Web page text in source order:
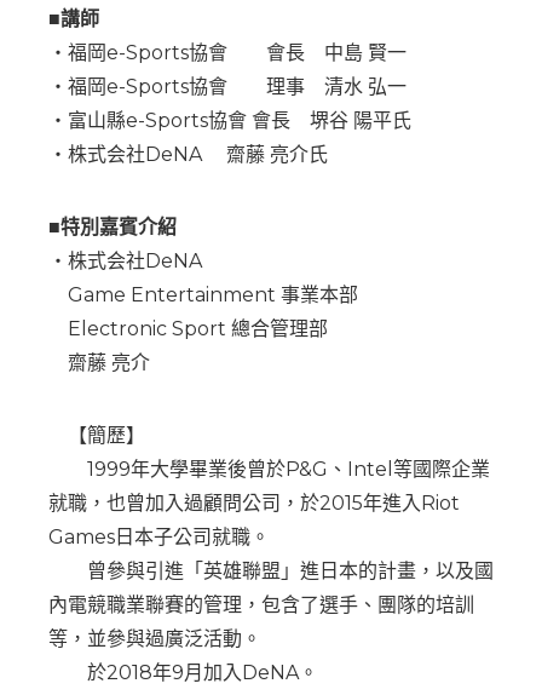
■講師
・福岡e-Sports協會 會長 中島 賢一
・福岡e-Sports協會 理事 清水 弘一
・富山縣e-Sports協會 會長 堺谷 陽平氏
・株式会社DeNA 齋藤 亮介氏
■特別嘉賓介紹
・株式会社DeNA
Game Entertainment 事業本部
Electronic Sport 總合管理部
齋藤 亮介
【簡歷】
1999年大學畢業後曾於P&G、Intel等國際企業
就職，也曾加入過顧問公司，於2015年進入Riot
Games日本子公司就職。
曾參與引進「英雄聯盟」進日本的計畫，以及國
內電競職業聯賽的管理，包含了選手、團隊的培訓
等，並參與過廣泛活動。
於2018年9月加入DeNA。